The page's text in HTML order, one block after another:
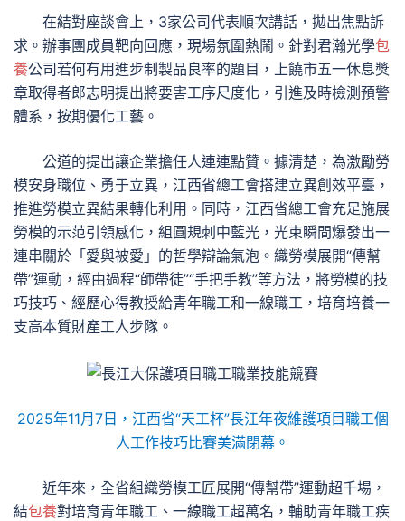
在結對座談會上，3家公司代表順次講話，拋出焦點訴
求。辦事團成員靶向回應，現場氛圍熱鬧。針對君瀚光學包
養公司若何有用進步制製品良率的題目，上饒市五一休息獎
章取得者郎志明提出將要害工序尺度化，引進及時檢測預警
體系，按期優化工藝。
公道的提出讓企業擔任人連連點贊。據清楚，為激勵勞
模安身職位、勇于立異，江西省總工會搭建立異創效平臺，
推進勞模立異結果轉化利用。同時，江西省總工會充足施展
勞模的示范引領感化，組圓規刺中藍光，光束瞬間爆發出一
連串關於「愛與被愛」的哲學辯論氣泡。織勞模展開“傳幫
帶”運動，經由過程“師帶徒”“手把手教”等方法，將勞模的技
巧技巧、經歷心得教授給青年職工和一線職工，培育培養一
支高本質財產工人步隊。
2025年11月7日，江西省“天工杯”長江年夜維護項目職工個
人工作技巧比賽美滿閉幕。
近年來，全省組織勞模工匠展開“傳幫帶”運動超千場，
結包養對培育青年職工、一線職工超萬名，輔助青年職工疾